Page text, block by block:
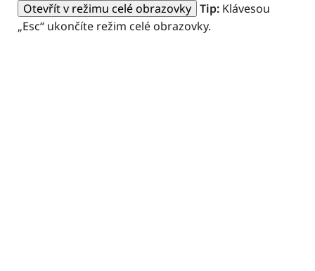
Otevřít v režimu celé obrazovky Tip: Klávesou
„Esc“ ukončíte režim celé obrazovky.